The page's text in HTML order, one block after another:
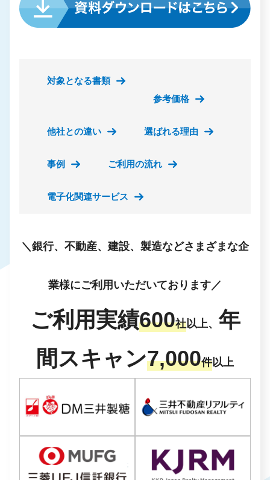
対象となる書類
参考価格
他社との違い 選ばれる理由
事例 ご利用の流れ
電子化関連サービス
＼銀行、不動産、建設、製造などさまざまな企
業様にご利用いただいております／
ご利用実績600社以上、 年
間スキャン7,000件以上